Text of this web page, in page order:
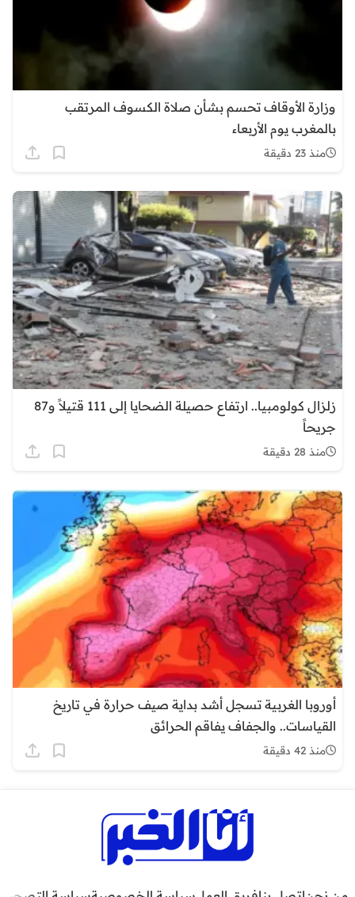
وزارة الأوقاف تحسم بشأن صلاة الكسوف المرتقب
بالمغرب يوم الأربعاء
منذ 23 دقيقة
زلزال كولومبيا.. ارتفاع حصيلة الضحايا إلى 111 قتيلاً و87
جريحاً
منذ 28 دقيقة
أوروبا الغربية تسجل أشد بداية صيف حرارة في تاريخ
القياسات.. والجفاف يفاقم الحرائق
منذ 42 دقيقة